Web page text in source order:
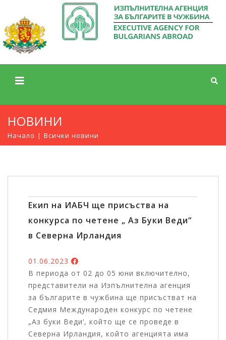
НОВИНИ
Начало Всички новини
Екип на ИАБЧ ще присъства на
конкурса по четене „ Аз Буки Веди“
в Северна Ирландия
01.06.2023
В периода от 02 до 05 юни включително,
представители на Изпълнителна агенция
за българите в чужбина ще присъстват на
Седмия Международен конкурс по четене
„Аз буки Веди‘, който ще се проведе в
Северна Ирландия, който агенцията има